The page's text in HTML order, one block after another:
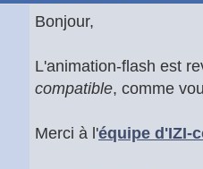
Bonjour,
L'animation-flash est
compatible, comme
Merci à l'équipe d'IZI-